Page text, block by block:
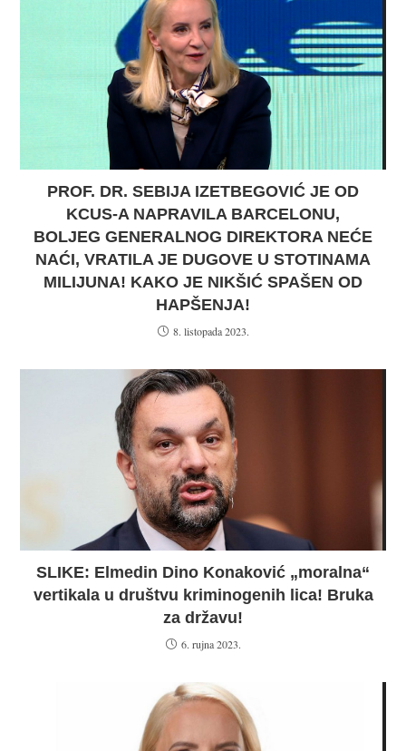
PROF. DR. SEBIJA IZETBEGOVIĆ JE OD
KCUS-A NAPRAVILA BARCELONU,
BOLJEG GENERALNOG DIREKTORA NEĆE
NAĆI, VRATILA JE DUGOVE U STOTINAMA
MILIJUNA! KAKO JE NIKŠIĆ SPAŠEN OD
HAPŠENJA!
8. listopada 2023.
SLIKE: Elmedin Dino Konaković „moralna“
vertikala u društvu kriminogenih lica! Bruka
za državu!
6. rujna 2023.